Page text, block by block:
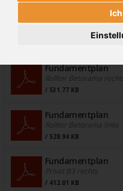
Google
Fundamentplan
Schiebetor links
Fundamentplan
Rolltor Betorama rechts
/ 531.77 KB
Fundamentplan
Rolltor Betorama links
/ 528.94 KB
Fundamentplan
Privat B3 rechts
/ 412.01 KB